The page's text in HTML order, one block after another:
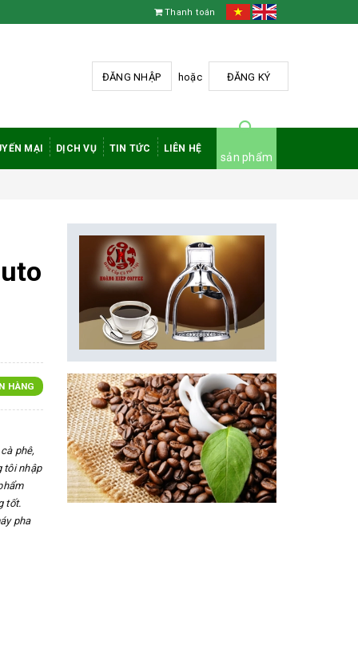
Thanh toán
ĐĂNG NHẬP hoặc ĐĂNG KÝ
MẠI DỊCH VỤ TIN TỨC LIÊN HỆ
sản phẩm
HÀNG
phê,
tôi nhập
tốt.
pha